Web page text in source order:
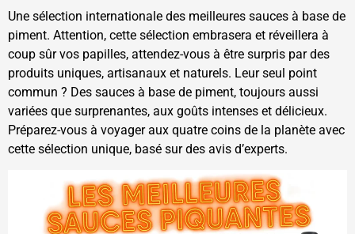
Une sélection internationale des meilleures sauces à base de
piment. Attention, cette sélection embrasera et réveillera à
coup sûr vos papilles, attendez-vous à être surpris par des
produits uniques, artisanaux et naturels. Leur seul point
commun ? Des sauces à base de piment, toujours aussi
variées que surprenantes, aux goûts intenses et délicieux.
Préparez-vous à voyager aux quatre coins de la planète avec
cette sélection unique, basé sur des avis d’experts.